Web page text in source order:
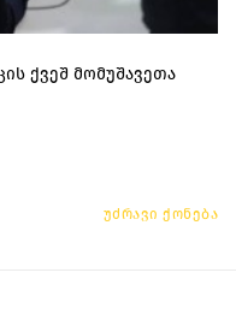
ქვეშ მომუშავეთა
უძრავი ქონება